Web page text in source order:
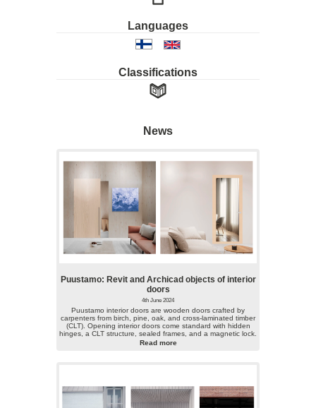
Languages
Classifications
News
Puustamo: Revit and Archicad objects of interior
doors
4th June 2024
Puustamo interior doors are wooden doors crafted by
carpenters from birch, pine, oak, and cross-laminated timber
(CLT). Opening interior doors come standard with hidden
hinges, a CLT structure, sealed frames, and a magnetic lock.
Read more